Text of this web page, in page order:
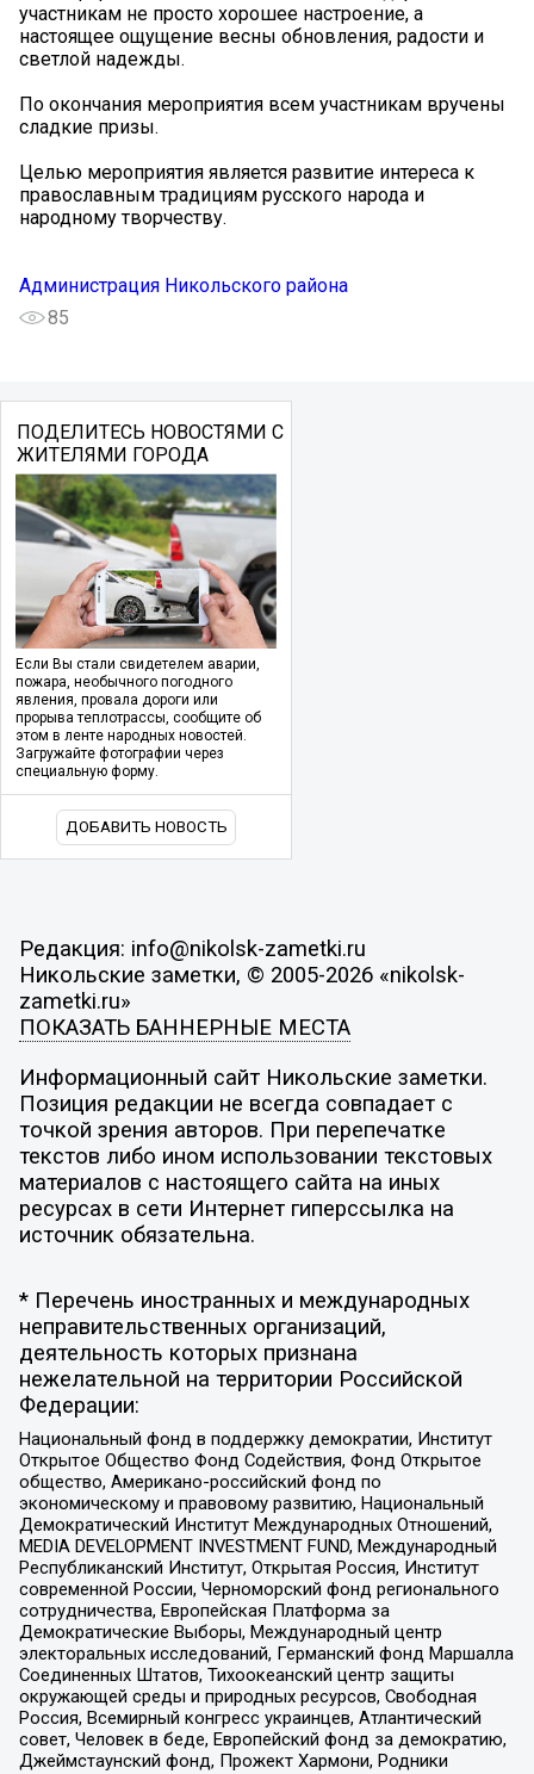
участникам не просто хорошее настроение, а
настоящее ощущение весны обновления, радости и
светлой надежды.
По окончания мероприятия всем участникам вручены
сладкие призы.
Целью мероприятия является развитие интереса к
православным традициям русского народа и
народному творчеству.
Администрация Никольского района
85
ПОДЕЛИТЕСЬ НОВОСТЯМИ С
ЖИТЕЛЯМИ ГОРОДА
Если Вы стали свидетелем аварии,
пожара, необычного погодного
явления, провала дороги или
прорыва теплотрассы, сообщите об
этом в ленте народных новостей.
Загружайте фотографии через
специальную форму.
ДОБАВИТЬ НОВОСТЬ
Редакция: info@nikolsk-zametki.ru
Никольские заметки, © 2005-2026 «nikolsk-
zametki.ru»
ПОКАЗАТЬ БАННЕРНЫЕ МЕСТА
Информационный сайт Никольские заметки.
Позиция редакции не всегда совпадает с
точкой зрения авторов. При перепечатке
текстов либо ином использовании текстовых
материалов с настоящего сайта на иных
ресурсах в сети Интернет гиперссылка на
источник обязательна.
* Перечень иностранных и международных
неправительственных организаций,
деятельность которых признана
нежелательной на территории Российской
Федерации:
Национальный фонд в поддержку демократии, Институт
Открытое Общество Фонд Содействия, Фонд Открытое
общество, Американо-российский фонд по
экономическому и правовому развитию, Национальный
Демократический Институт Международных Отношений,
MEDIA DEVELOPMENT INVESTMENT FUND, Международный
Республиканский Институт, Открытая Россия, Институт
современной России, Черноморский фонд регионального
сотрудничества, Европейская Платформа за
Демократические Выборы, Международный центр
электоральных исследований, Германский фонд Маршалла
Соединенных Штатов, Тихоокеанский центр защиты
окружающей среды и природных ресурсов, Свободная
Россия, Всемирный конгресс украинцев, Атлантический
совет, Человек в беде, Европейский фонд за демократию,
Джеймстаунский фонд, Прожект Хармони, Родники